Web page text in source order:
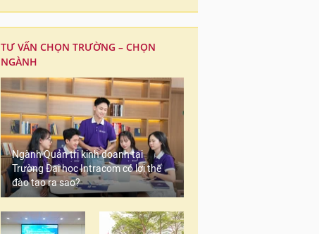
TƯ VẤN CHỌN TRƯỜNG – CHỌN
NGÀNH
Ngành Quản trị kinh doanh tại
Trường Đại học Intracom có lợi thế
đào tạo ra sao?